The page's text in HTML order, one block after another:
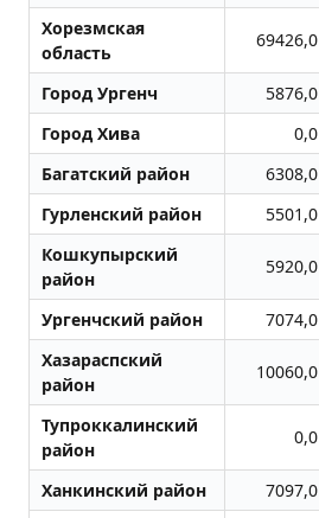
Хорезмская
область
69426,0
Город Ургенч 5876,0
Город Хива
0,0
Багатский район
6308,0
Гурленский район
5501,0
Кошкупырский
район
5920,0
Ургенчский район 7074,0
Хазараспский
район
10060,0
Тупроккалинский
район
0,0
Ханкинский район 7097,0